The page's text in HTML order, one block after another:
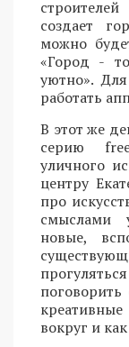
создает
можно
«Город -
уютно».
работать
В этот же
серию
уличного
центру
про
смыслами
новые,
вокруг и